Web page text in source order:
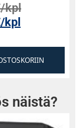
/kpl
/kpl
näistä?